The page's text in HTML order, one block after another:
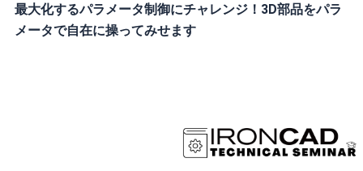
最大化するパラメータ制御にチャレンジ！3D部品をパラ
メータで自在に操ってみせます